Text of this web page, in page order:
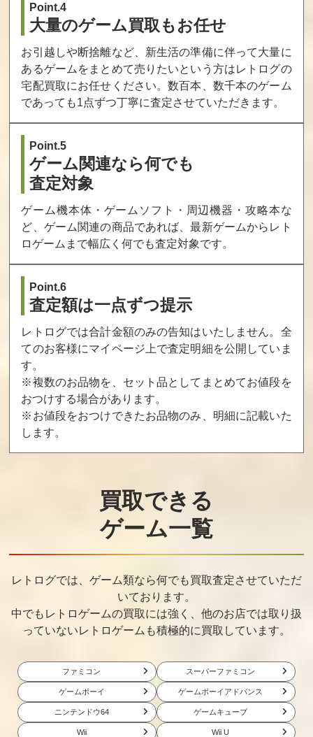
Point.4
大量のゲーム買取もお任せ
お引越しや断捨離など、新生活の準備に伴って大量に
あるゲームをまとめて売りたいという方はレトログの
宅配買取にお任せください。数百本、数千本のゲーム
であっても1点ずつ丁寧に査定させていただきます。
Point.5
ゲーム関連なら何でも
査定対象
ゲーム機本体・ゲームソフト・周辺機器・攻略本な
ど、ゲーム関連の商品であれば、最新ゲームからレト
ロゲームまで幅広く何でも査定対象です。
Point.6
査定額は一点ずつ提示
レトログでは合計金額のみの告知はいたしません。全
てのお客様にマイページ上で査定明細を公開していま
す。
※複数のお品物を、セット品としてまとめてお値段を
おつけする場合があります。
※お値段をおつけできたお品物のみ、明細に記載いた
します。
買取できる
ゲーム一覧
レトログでは、ゲーム類なら何でも買取査定させていただ
いております。
中でもレトロゲームの買取には強く、他のお店では取り扱
っていないレトロゲームも積極的に買取しています。
ファミコン スーパーファミコン
ゲームボーイ ゲームボーイアドバンス
ニンテンドウ64 ゲームキューブ
Wii Wii U